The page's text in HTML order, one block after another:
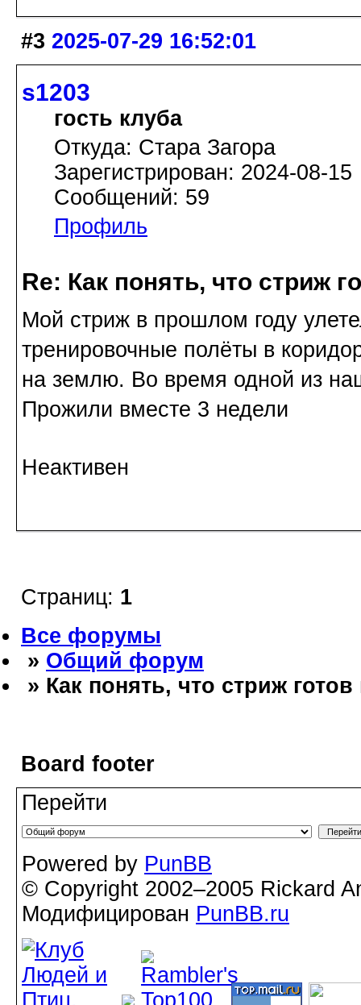
#3 2025-07-29 16:52:01
s1203
гость клуба
Откуда: Стара Загора
Зарегистрирован: 2024-08-15
Сообщений: 59
Профиль
Re: Как понять, что стриж
Мой стриж в прошлом году
тренировочные полёты в
на землю. Во время одной из
Прожили вместе 3 недели
Неактивен
Страниц: 1
Все форумы
» Общий форум
» Как понять, что стриж готов
Board footer
Перейти
Powered by PunBB
© Copyright 2002–2005 Rickard
Модифицирован PunBB.ru